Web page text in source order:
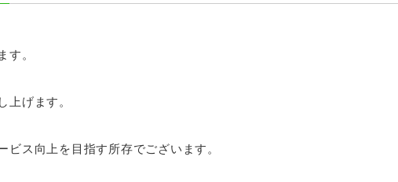
す。
上げます。
ス向上を目指す所存でございます。